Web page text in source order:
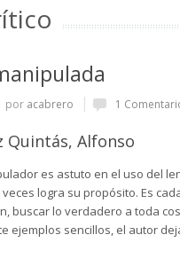
por acabrero 1
Quintás, Alfonso
es astuto en el uso del
logra su propósito. Es
buscar lo verdadero a toda
ejemplos sencillos, el autor